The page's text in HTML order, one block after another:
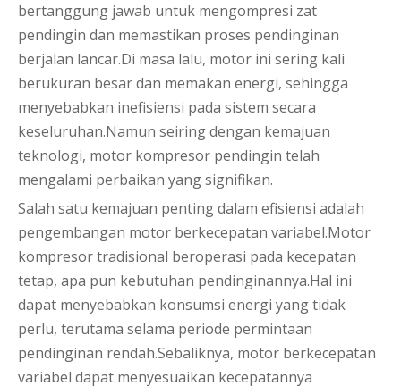
bertanggung jawab untuk mengompresi zat
pendingin dan memastikan proses pendinginan
berjalan lancar.Di masa lalu, motor ini sering kali
berukuran besar dan memakan energi, sehingga
menyebabkan inefisiensi pada sistem secara
keseluruhan.Namun seiring dengan kemajuan
teknologi, motor kompresor pendingin telah
mengalami perbaikan yang signifikan.
Salah satu kemajuan penting dalam efisiensi adalah
pengembangan motor berkecepatan variabel.Motor
kompresor tradisional beroperasi pada kecepatan
tetap, apa pun kebutuhan pendinginannya.Hal ini
dapat menyebabkan konsumsi energi yang tidak
perlu, terutama selama periode permintaan
pendinginan rendah.Sebaliknya, motor berkecepatan
variabel dapat menyesuaikan kecepatannya